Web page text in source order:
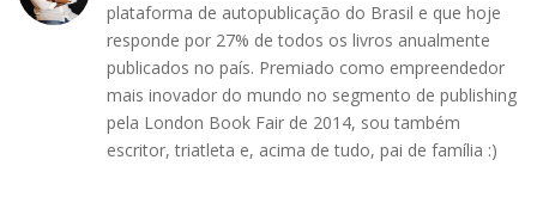
plataforma de autopublicação do Brasil e que hoje
responde por 27% de todos os livros anualmente
publicados no país. Premiado como empreendedor
mais inovador do mundo no segmento de publishing
pela London Book Fair de 2014, sou também
escritor, triatleta e, acima de tudo, pai de família :)